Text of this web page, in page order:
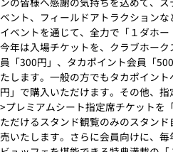
ベント、フィールドアトラクション
イベントを通じて、全力で「１ダホー
今年は入場チケットを、クラブホー
員「300円」、タカポイント会員「
たします。一般の方でもタカポイン
円」で購入いただけます。その他、
>プレミアムシート指定席チケットを
ただけるスタンド観覧のみのスタン
売いたします。さらに会員向けに、